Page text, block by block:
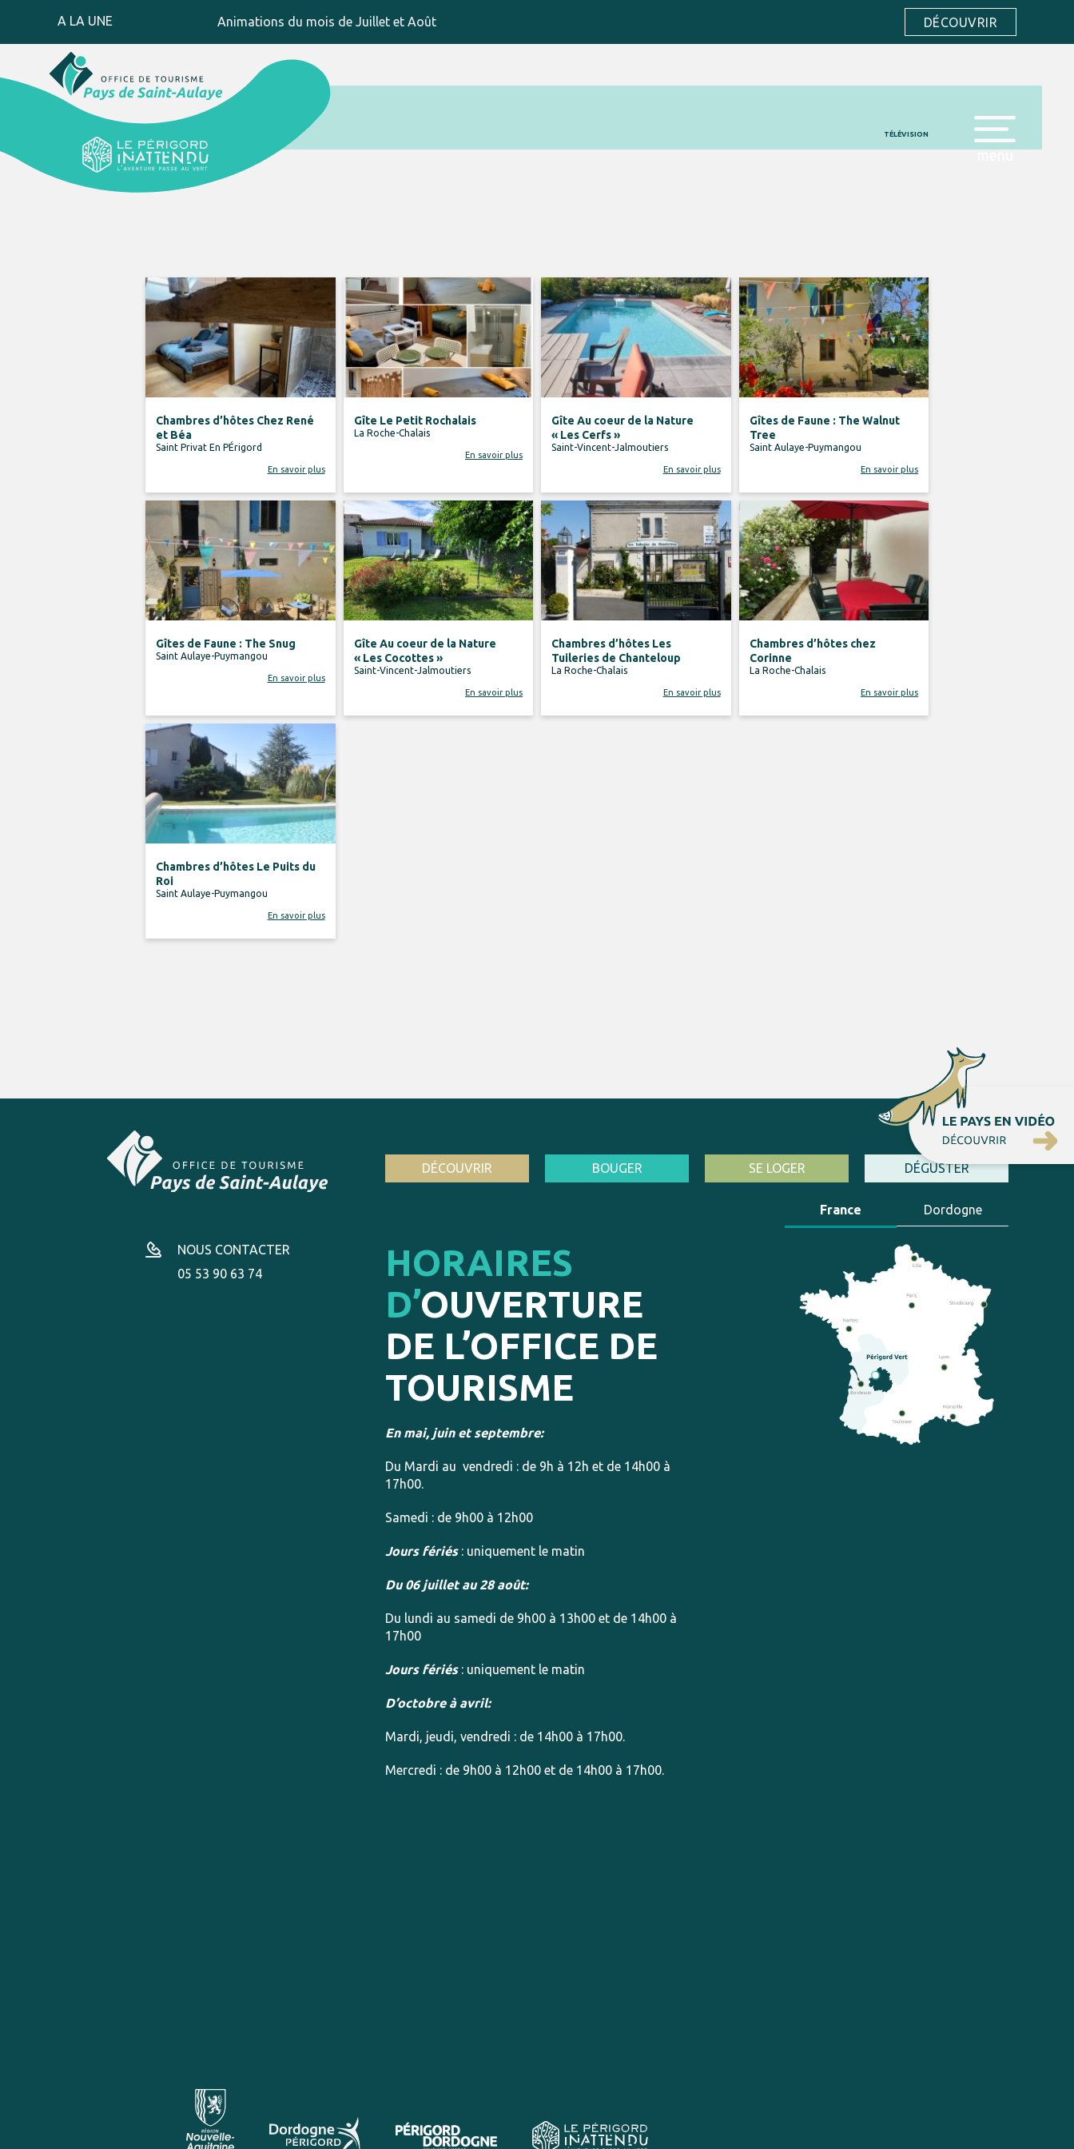
A LA UNE Animations du mois de Juillet et Août DÉCOUVRIR
TÉLÉVISION
Chambres d’hôtes Chez René
et Béa
Saint Privat En PÉrigord
En savoir plus
Gîte Le Petit Rochalais
La Roche-Chalais
En savoir plus
Gîte Au coeur de la Nature
« Les Cerfs »
Saint-Vincent-Jalmoutiers
En savoir plus
Gîtes de Faune : The Walnut
Tree
Saint Aulaye-Puymangou
En savoir plus
Gîtes de Faune : The Snug
Saint Aulaye-Puymangou
En savoir plus
Gîte Au coeur de la Nature
« Les Cocottes »
Saint-Vincent-Jalmoutiers
En savoir plus
Chambres d’hôtes Les
Tuileries de Chanteloup
La Roche-Chalais
En savoir plus
Chambres d’hôtes chez
Corinne
La Roche-Chalais
En savoir plus
Chambres d’hôtes Le Puits du
Roi
Saint Aulaye-Puymangou
En savoir plus
DÉCOUVRIR BOUGER SE LOGER DÉGUSTER
NOUS CONTACTER
05 53 90 63 74
HORAIRES
D’OUVERTURE
DE L’OFFICE DE
TOURISME
En mai, juin et septembre:
Du Mardi au vendredi : de 9h à 12h et de 14h00 à
17h00.
Samedi : de 9h00 à 12h00
Jours fériés: uniquement le matin
Du 06 juillet au 28 août:
Du lundi au samedi de 9h00 à 13h00 et de 14h00 à
17h00
Jours fériés: uniquement le matin
D’octobre à avril:
Mardi, jeudi, vendredi : de 14h00 à 17h00.
Mercredi : de 9h00 à 12h00 et de 14h00 à 17h00.
France Dordogne